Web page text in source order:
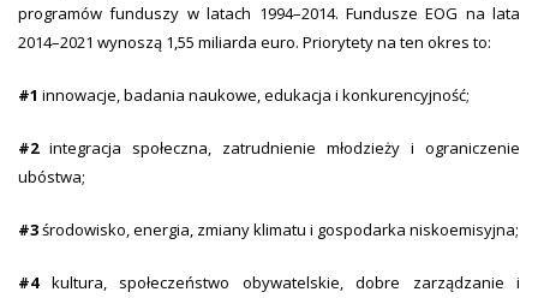
programów funduszy w latach 1994–2014. Fundusze EOG na lata
2014–2021 wynoszą 1,55 miliarda euro. Priorytety na ten okres to:
#1 innowacje, badania naukowe, edukacja i konkurencyjność;
#2integracja społeczna, zatrudnienie młodzieży i ograniczenie
ubóstwa;
#3środowisko, energia, zmiany klimatu i gospodarka niskoemisyjna;
#4kultura, społeczeństwo obywatelskie, dobre zarządzanie i